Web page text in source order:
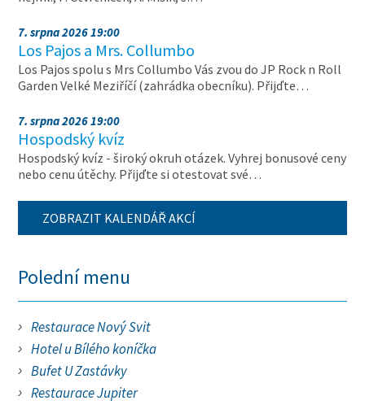
7. srpna 2026 19:00
Los Pajos a Mrs. Collumbo
Los Pajos spolu s Mrs Collumbo Vás zvou do JP Rock n Roll
Garden Velké Meziříčí (zahrádka obecníku). Přijďte…
7. srpna 2026 19:00
Hospodský kvíz
Hospodský kvíz - široký okruh otázek. Vyhrej bonusové ceny
nebo cenu útěchy. Přijďte si otestovat své…
ZOBRAZIT KALENDÁŘ AKCÍ
Polední menu
Restaurace Nový Svit
Hotel u Bílého koníčka
Bufet U Zastávky
Restaurace Jupiter